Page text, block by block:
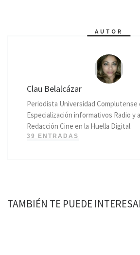
AUTOR
Clau Belalcázar
Periodista Universidad Complutense
Especialización informativos Radio y
Redacción Cine en la Huella Digital.
39 ENTRADAS
TAMBIÉN TE PUEDE